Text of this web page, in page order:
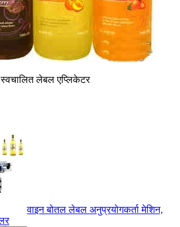
लेबल एप्लिकेटर
वाइन बोतल लेबल अनुप्रयोगकर्ता मेशिन,